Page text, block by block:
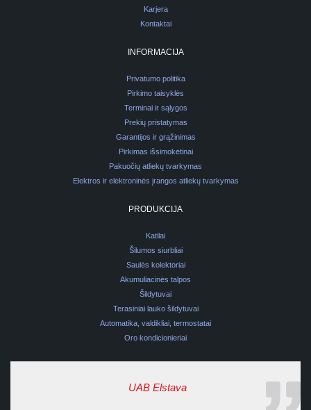
Karjera
Kontaktai
INFORMACIJA
Privatumo politika
Pirkimo taisyklės
Terminai ir sąlygos
Prekių pristatymas
Garantijos ir grąžinimas
Pirkimas išsimokėtinai
Pakuočių atliekų tvarkymas
Elektros ir elektroninės įrangos atliekų tvarkymas
PRODUKCIJA
Katilai
Šilumos siurbliai
Saulės kolektoriai
Akumuliacinės talpos
Šildytuvai
Terasiniai lauko šildytuvai
Automatika, valdikliai, termostatai
Oro kondicionieriai
UAB Elstava